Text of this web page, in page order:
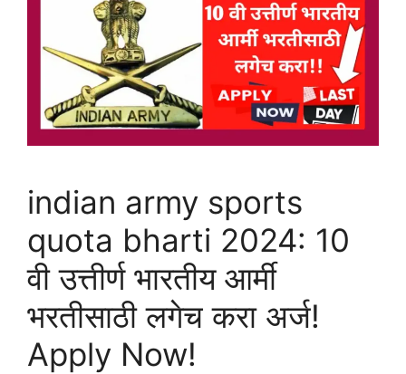
indian army sports
quota bharti 2024: 10
वी उत्तीर्ण भारतीय आर्मी
भरतीसाठी लगेच करा अर्ज!
Apply Now!